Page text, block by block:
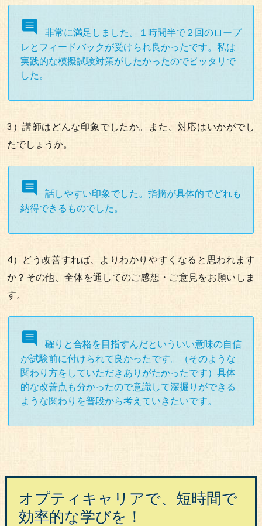
非常に満足しました。１時間半で２回のロープ
レとフィードバックが受けられ良かったです。私は
実践的な模擬試験対策がしたかったのでピッタリで
した。
3）講師はどんな印象でしたか。また、対応はいかがでし
たでしょうか。
話しやすい印象でした。指摘が具体的でどれも
納得できるものでした。
4）どう改善すれば、よりわかりやすくなると思われます
か？その他、全体を通してのご感想・ご意見をお願いしま
す。
確りと合格を目指すんだといういい意味の自信
が試験前に付けられて良かったです。（そのような
関わり方をしていただきありがたかったです）具体
的な改善点も分かったので意識して深掘りができる
ような関わりを普段から考えていきたいです。
オプティキャリアで、短時間で
効率的な学びを！